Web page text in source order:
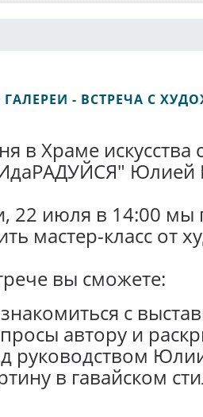
ГАЛЕРЕИ - ВСТРЕЧА С
в Храме искусства
Юлией
22 июля в 14:00
мастер-класс от
вы сможете:
с
автору и
руководством
в гавайском